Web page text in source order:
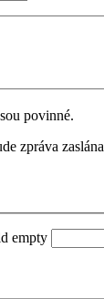
povinné.
zpráva
empty